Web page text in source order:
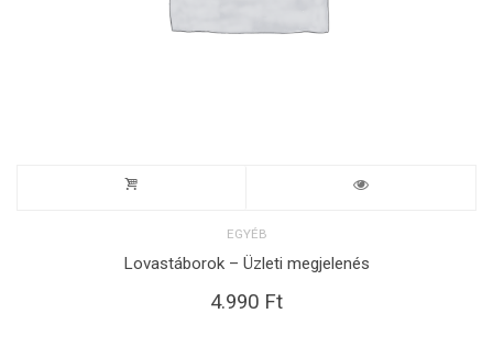
EGYÉB
Lovastáborok – Üzleti megjelenés
4.990 Ft